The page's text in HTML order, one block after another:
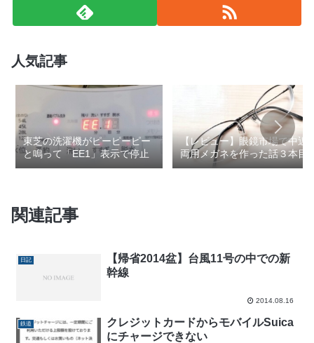
人気記事
東芝の洗濯機がピーピーピー
と鳴って「EE1」表示で停止
【レビュー】眼鏡市場で中近
両用メガネを作った話３本目
関連記事
日記
【帰省2014盆】台風11号の中での新
幹線
2014.08.16
鉄道
クレジットカードからモバイルSuica
にチャージできない